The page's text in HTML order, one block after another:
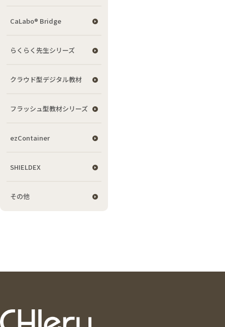
CaLabo® Bridge
らくらく先生シリーズ
クラウド型デジタル教材
フラッシュ型教材シリーズ
ezContainer
SHIELDEX
その他